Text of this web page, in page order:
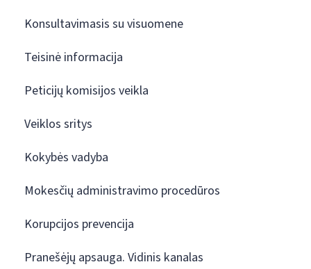
Konsultavimasis su visuomene
Teisinė informacija
Peticijų komisijos veikla
Veiklos sritys
Kokybės vadyba
Mokesčių administravimo procedūros
Korupcijos prevencija
Pranešėjų apsauga. Vidinis kanalas